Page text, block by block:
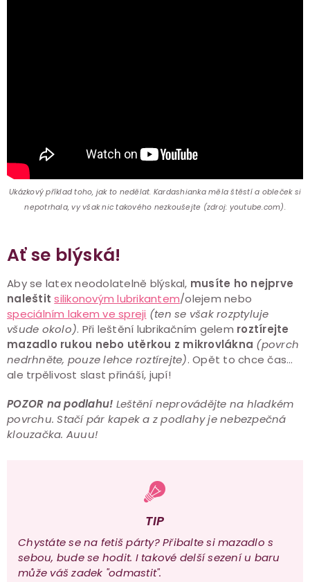
Ukázkový příklad toho, jak to nedělat. Kardashianka měla štěstí a obleček si
nepotrhala, vy však nic takového nezkoušejte (zdroj: youtube.com).
Ať se blýská!
Aby se latex neodolatelně blýskal, musíte ho nejprve
naleštit silikonovým lubrikantem/olejem nebo
speciálním lakem ve spreji (ten se však rozptyluje
všude okolo). Při leštění lubrikačním gelem roztírejte
mazadlo rukou nebo utěrkou z mikrovlákna (povrch
nedrhněte, pouze lehce roztírejte). Opět to chce čas…
ale trpělivost slast přináší, jupí!
POZOR na podlahu! Leštění neprovádějte na hladkém
povrchu. Stačí pár kapek a z podlahy je nebezpečná
klouzačka. Auuu!
TIP
Chystáte se na fetiš párty? Přibalte si mazadlo s
sebou, bude se hodit. I takové delší sezení u baru
může váš zadek "odmastit".